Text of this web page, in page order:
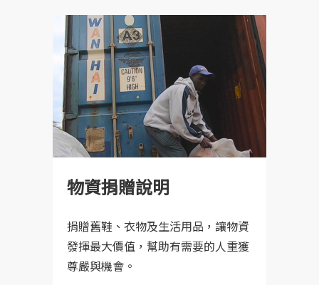
請問參與志工服務可以申請服務時數嗎?
A：可以。您請於當次服務結束後和工作人員索
物資捐贈說明
捐贈舊鞋、衣物及生活用品，讓物資
發揮最大價值，幫助有需要的人重獲
尊嚴與機會。